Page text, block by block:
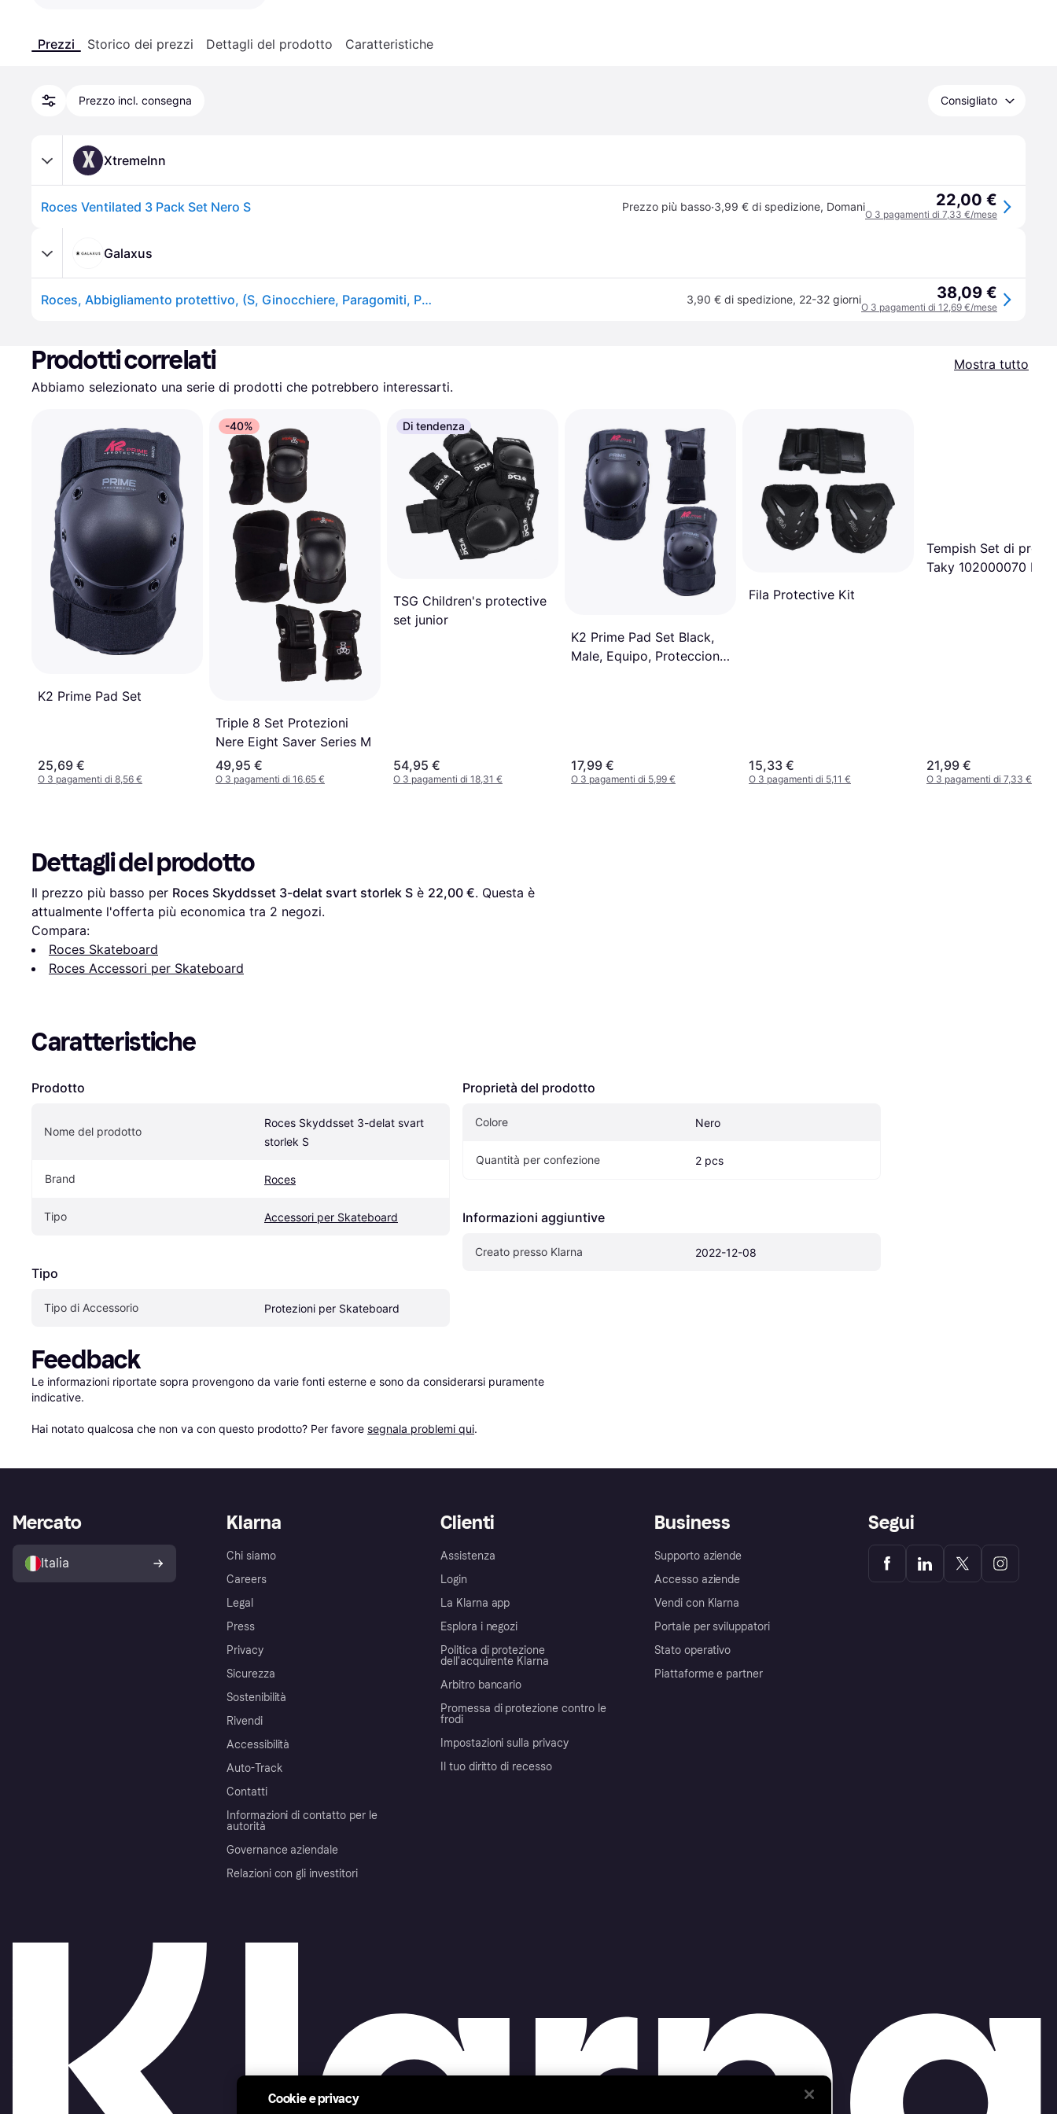
Prezzi Storico dei prezzi Dettagli del prodotto Caratteristiche
Prezzo incl. consegna Consigliato
X XtremeInn
Roces Ventilated 3 Pack Set Nero S Prezzo più basso·3,99 € di spedizione, Domani 22,00 €
O 3 pagamenti di 7,33 €/mese
Galaxus
Roces, Abbigliamento protettivo, (S, Ginocchiere, Paragomiti, Polsiere protettive, 6 pezzi) 3,90 € di spedizione, 22-32 giorni 38,09 €
O 3 pagamenti di 12,69 €/mese
Prodotti correlati
Mostra tutto
Abbiamo selezionato una serie di prodotti che potrebbero interessarti.
K2 Prime Pad Set
25,69 €
O 3 pagamenti di 8,56 €
-40%
Triple 8 Set Protezioni
Nere Eight Saver Series M
49,95 €
O 3 pagamenti di 16,65 €
Di tendenza
TSG Children's protective
set junior
54,95 €
O 3 pagamenti di 18,31 €
K2 Prime Pad Set Black,
Male, Equipo, Proteccion,
17,99 €
O 3 pagamenti di 5,99 €
Fila Protective Kit
15,33 €
O 3 pagamenti di 5,11 €
Tempish Set di
Taky 102000070
21,99 €
O 3 pagamenti di 7,33 €
Dettagli del prodotto
Il prezzo più basso per Roces Skyddsset 3-delat svart storlek S è 22,00 €. Questa è
attualmente l'offerta più economica tra 2 negozi.
Compara:
Roces Skateboard
Roces Accessori per Skateboard
Caratteristiche
Prodotto
Nome del prodotto
Roces Skyddsset 3-delat svart
storlek S
Brand Roces
Tipo Accessori per Skateboard
Tipo
Tipo di Accessorio Protezioni per Skateboard
Proprietà del prodotto
Colore Nero
Quantità per confezione 2 pcs
Informazioni aggiuntive
Creato presso Klarna 2022-12-08
Feedback
Le informazioni riportate sopra provengono da varie fonti esterne e sono da considerarsi puramente
indicative.
Hai notato qualcosa che non va con questo prodotto? Per favore segnala problemi qui.
Klarna
Chi siamo
Careers
Legal
Press
Privacy
Sicurezza
Sostenibilità
Rivendi
Accessibilità
Auto-Track
Contatti
Informazioni di contatto per le
autorità
Governance aziendale
Relazioni con gli investitori
Clienti
Assistenza
Login
La Klarna app
Esplora i negozi
Politica di protezione
dell'acquirente Klarna
Arbitro bancario
Promessa di protezione contro le
frodi
Impostazioni sulla privacy
Il tuo diritto di recesso
Business
Supporto aziende
Accesso aziende
Vendi con Klarna
Portale per sviluppatori
Stato operativo
Piattaforme e partner
Mercato
Italia
Segui
Cookie e privacy